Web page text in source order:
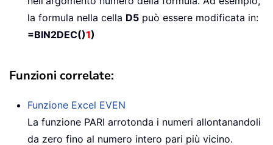
la formula nella cella D5 può essere modificata in:
=BIN2DEC()1)
Funzioni correlate:
Funzione Excel EVEN
La funzione PARI arrotonda i numeri allontanandoli
da zero fino al numero intero pari più vicino.